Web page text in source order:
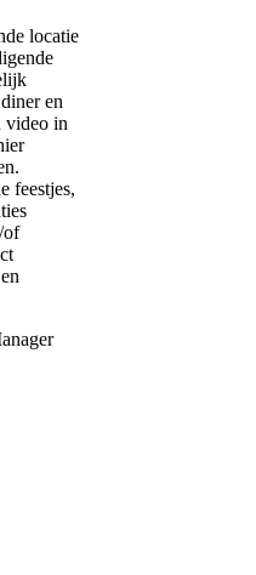
locatie
en
video in
feestjes,
of